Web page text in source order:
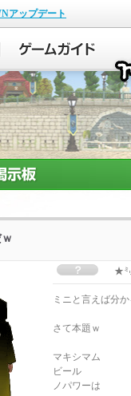
アップデート
★
ミニと言えば分
さて本題ｗ
マキシマム
ビール
ノパワーは